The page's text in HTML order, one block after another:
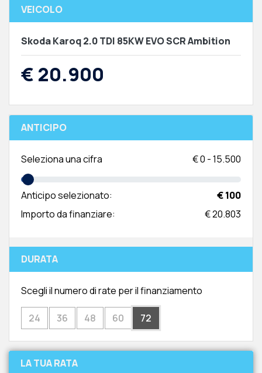
VEICOLO
Skoda Karoq 2.0 TDI 85KW EVO SCR Ambition
€ 20.900
ANTICIPO
Seleziona una cifra €0 -15.500
Anticipo selezionato:
€ 100
Importo da finanziare:
€ 20.803
DURATA
Scegli il numero di rate per il finanziamento
24 36 48 60 72
LA TUA RATA